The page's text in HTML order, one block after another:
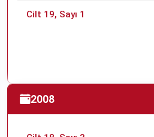
Cilt 19, Sayı 1
2008